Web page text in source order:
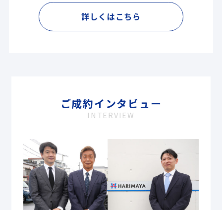
詳しくはこちら
ご成約インタビュー
INTERVIEW